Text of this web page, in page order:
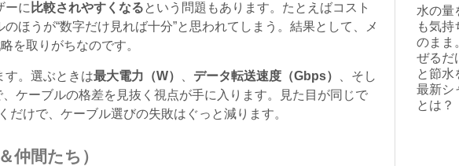
ーに 比較されやすくなるという問題もあります。たとえばコスト
ほうが“数字だけ見れば十分”と思われてしまう。結果として、メ
を取りがちなのです。
す。選ぶときは最大電力（W） データ転送速度（Gbps）
、そし
ケーブルの格差を見抜く視点が手に入ります。見た目が同じで
けで、ケーブル選びの失敗はぐっと減ります。
仲間たち）
水の量
も気持
のまま
ぜるだ
と節水
最新シ
とは？